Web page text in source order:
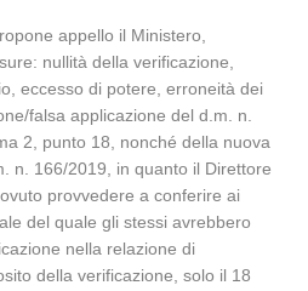
appello il Ministero,
nullità della verificazione,
eccesso di potere, erroneità dei
falsa applicazione del d.m. n.
2, punto 18, nonché della nuova
n. 166/2019, in quanto il Direttore
provvedere a conferire ai
del quale gli stessi avrebbero
nella relazione di
della verificazione, solo il 18